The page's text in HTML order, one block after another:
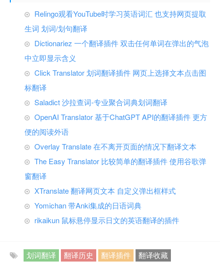
Relingo观看YouTube时学习英语词汇 也支持网页提取
生词 划词/划句翻译
Dictionariez 一个翻译插件 双击任何单词在弹出的气泡
中立即显示含义
Click Translator 划词翻译插件 网页上选择文本点击图
标翻译
Saladict 沙拉查词-专业聚合词典划词翻译
OpenAI Translator 基于ChatGPT API的翻译插件 更方
便的阅读外语
Overlay Translate 在不离开页面的情况下翻译文本
The Easy Translator 比较简单的翻译插件 使用谷歌弹
窗翻译
XTranslate 翻译网页文本 自定义弹出框样式
Yomichan 带Anki集成的日语词典
rikaikun 鼠标悬停显示日文的英语翻译的插件
划词翻译 翻译历史 翻译插件 翻译收藏